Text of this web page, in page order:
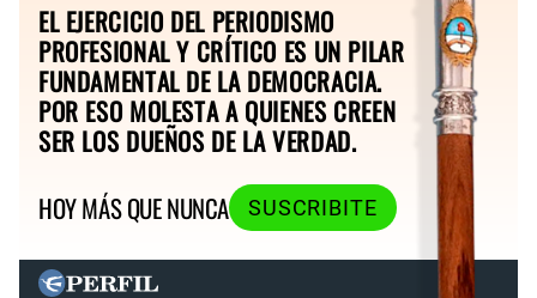
EL EJERCICIO DEL PERIODISMO
PROFESIONAL Y CRÍTICO ES UN PILAR
FUNDAMENTAL DE LA DEMOCRACIA.
POR ESO MOLESTA A QUIENES CREEN
SER LOS DUEÑOS DE LA VERDAD.
HOY MÁS QUE NUNCA
SUSCRIBITE